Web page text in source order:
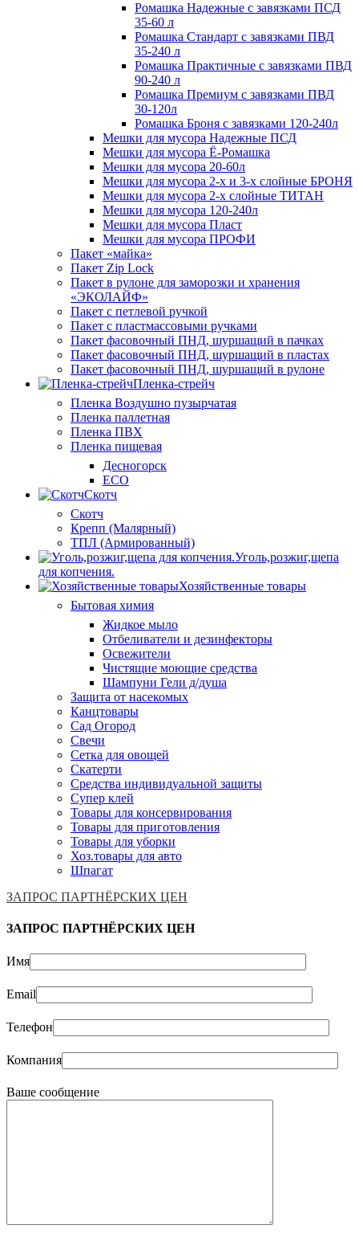
Ромашка Надежные с завязками ПСД
35-60 л
Ромашка Стандарт с завязками ПВД
35-240 л
Ромашка Практичные с завязками ПВД
90-240 л
Ромашка Премиум с завязками ПВД
30-120л
Ромашка Броня с завязками 120-240л
Мешки для мусора Надежные ПСД
Мешки для мусора Ё-Ромашка
Мешки для мусора 20-60л
Мешки для мусора 2-х и 3-х слойные БРОНЯ
Мешки для мусора 2-х слойные ТИТАН
Мешки для мусора 120-240л
Мешки для мусора Пласт
Мешки для мусора ПРОФИ
Пакет «майка»
Пакет Zip Lock
Пакет в рулоне для заморозки и хранения
«ЭКОЛАЙФ»
Пакет с петлевой ручкой
Пакет с пластмассовыми ручками
Пакет фасовочный ПНД, шуршащий в пачках
Пакет фасовочный ПНД, шуршащий в пластах
Пакет фасовочный ПНД, шуршащий в рулоне
Пленка-стрейч
Пленка Воздушно пузырчатая
Пленка паллетная
Пленка ПВХ
Пленка пищевая
Десногорск
ECO
Скотч
Скотч
Крепп (Малярный)
ТПЛ (Армированный)
Уголь,розжиг,щепа
для копчения.
Хозяйственные товары
Бытовая химия
Жидкое мыло
Отбеливатели и дезинфекторы
Освежители
Чистящие моющие средства
Шампуни Гели д/душа
Защита от насекомых
Канцтовары
Сад Огород
Свечи
Сетка для овощей
Скатерти
Средства индивидуальной защиты
Супер клей
Товары для консервирования
Товары для приготовления
Товары для уборки
Хоз.товары для авто
Шпагат
ЗАПРОС ПАРТНЁРСКИХ ЦЕН
ЗАПРОС ПАРТНЁРСКИХ ЦЕН
Имя
Email
Телефон
Компания
Ваше сообщение